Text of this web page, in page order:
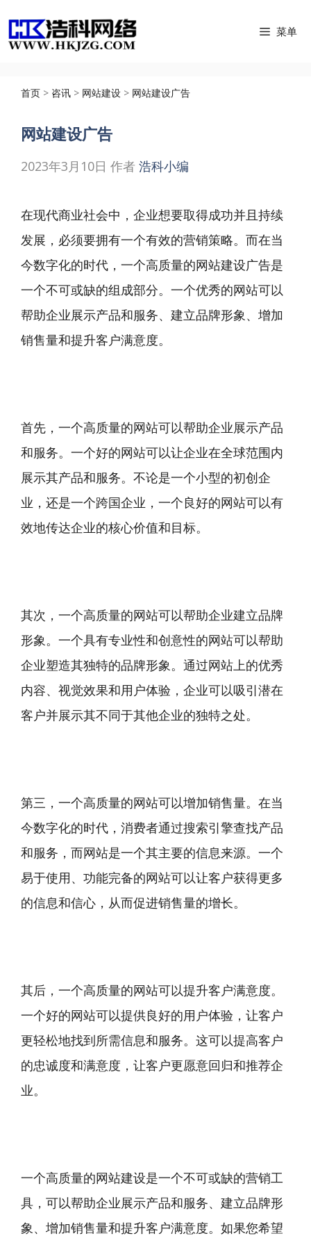
至
菜单
首页 > 咨讯 > 网站建设 > 网站建设广告
网站建设广告
2023年3月10日 作者 浩科小编
在现代商业社会中，企业想要取得成功并且持续
发展，必须要拥有一个有效的营销策略。而在当
今数字化的时代，一个高质量的网站建设广告是
一个不可或缺的组成部分。一个优秀的网站可以
帮助企业展示产品和服务、建立品牌形象、增加
销售量和提升客户满意度。
首先，一个高质量的网站可以帮助企业展示产品
和服务。一个好的网站可以让企业在全球范围内
展示其产品和服务。不论是一个小型的初创企
业，还是一个跨国企业，一个良好的网站可以有
效地传达企业的核心价值和目标。
其次，一个高质量的网站可以帮助企业建立品牌
形象。一个具有专业性和创意性的网站可以帮助
企业塑造其独特的品牌形象。通过网站上的优秀
内容、视觉效果和用户体验，企业可以吸引潜在
客户并展示其不同于其他企业的独特之处。
第三，一个高质量的网站可以增加销售量。在当
今数字化的时代，消费者通过搜索引擎查找产品
和服务，而网站是一个其主要的信息来源。一个
易于使用、功能完备的网站可以让客户获得更多
的信息和信心，从而促进销售量的增长。
其后，一个高质量的网站可以提升客户满意度。
一个好的网站可以提供良好的用户体验，让客户
更轻松地找到所需信息和服务。这可以提高客户
的忠诚度和满意度，让客户更愿意回归和推荐企
业。
一个高质量的网站建设是一个不可或缺的营销工
具，可以帮助企业展示产品和服务、建立品牌形
象、增加销售量和提升客户满意度。如果您希望